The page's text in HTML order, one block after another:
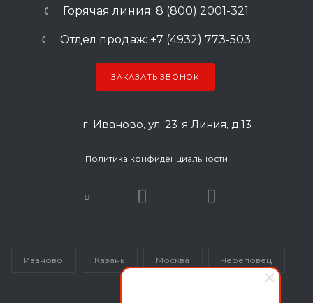
Горячая линия: 8 (800) 2001-321
Отдел продаж: +7 (4932) 773-503
ЗАКАЗАТЬ ЗВОНОК
г. Иваново, ул. 23-я Линия, д.13
Политика конфиденциальности
Иваново Казань Москва Череповец